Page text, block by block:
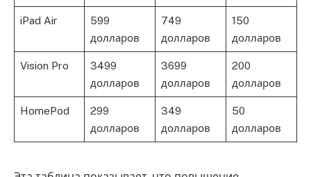
iPad Air
599
долларов
749
долларов
150
долларов
Vision Pro
3499
долларов
3699
долларов
200
долларов
HomePod
299
долларов
349
долларов
50
долларов